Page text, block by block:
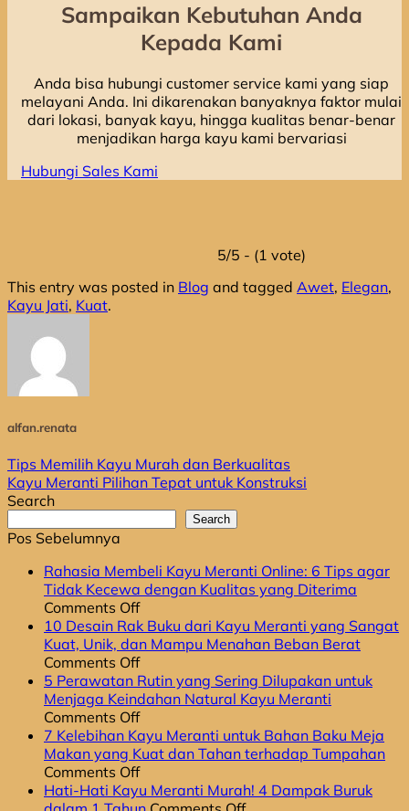
Sampaikan Kebutuhan Anda
Kepada Kami
Anda bisa hubungi customer service kami yang siap
melayani Anda. Ini dikarenakan banyaknya faktor mulai
dari lokasi, banyak kayu, hingga kualitas benar-benar
menjadikan harga kayu kami bervariasi
Hubungi Sales Kami
5/5 - (1 vote)
This entry was posted in Blog and tagged Awet, Elegan,
Kayu Jati, Kuat.
alfan.renata
Tips Memilih Kayu Murah dan Berkualitas
Kayu Meranti Pilihan Tepat untuk Konstruksi
Search
Search
Pos Sebelumnya
Rahasia Membeli Kayu Meranti Online: 6 Tips agar
Tidak Kecewa dengan Kualitas yang Diterima
Comments Offon
Rahasia
Membeli
Kayu
Meranti
Online:
6
Tips
agar
Tidak
Kecewa
10 Desain Rak Buku dari Kayu Meranti yang Sangat
Kuat, Unik, dan Mampu Menahan Beban Berat
Comments Offon
10
Desain
Rak
Buku
dari
Kayu
Meranti
5 Perawatan Rutin yang Sering Dilupakan untuk
Menjaga Keindahan Natural Kayu Meranti
Comments Offon
5
Perawatan
Rutin
yang
7 Kelebihan Kayu Meranti untuk Bahan Baku Meja
Makan yang Kuat dan Tahan terhadap Tumpahan
Comments Offon
7
Hati-Hati Kayu Meranti Murah! 4 Dampak Buruk